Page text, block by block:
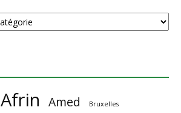
Afrin Amed Bruxelles